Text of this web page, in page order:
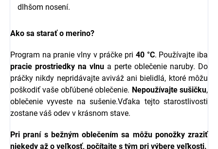
dlhšom nosení.
Ako sa starať o merino?
Program na pranie vlny v práčke pri 40 °C. Používajte iba
pracie prostriedky na vlnu a perte oblečenie naruby. Do
práčky nikdy nepridávajte aviváž ani bielidlá, ktoré môžu
poškodiť vaše obľúbené oblečenie. Nepoužívajte sušičku,
oblečenie vyveste na sušenie.Vďaka tejto starostlivosti
zostane váš odev v krásnom stave.
Pri praní s bežným oblečením sa môžu ponožky zraziť
niekedy až o veľkosť, počítajte s tým pri výbere veľkosti.